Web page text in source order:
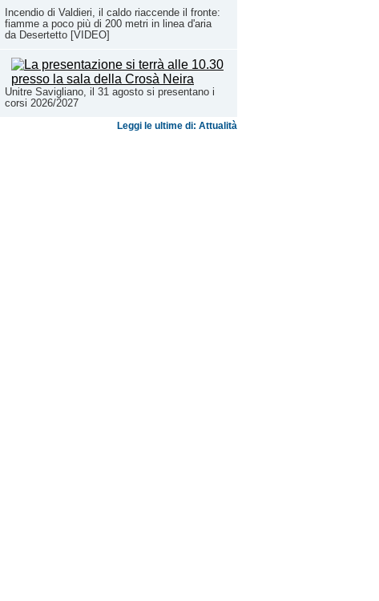
Incendio di Valdieri, il caldo riaccende il fronte:
fiamme a poco più di 200 metri in linea d'aria
da Desertetto [VIDEO]
Unitre Savigliano, il 31 agosto si presentano i
corsi 2026/2027
Leggi le ultime di: Attualità